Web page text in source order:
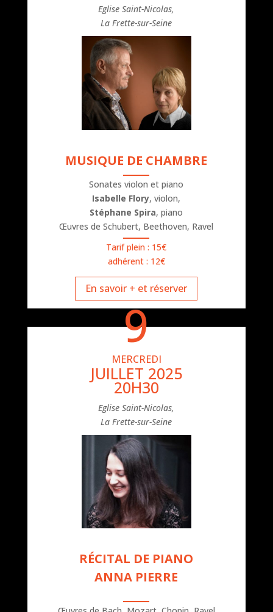
Eglise Saint-Nicolas,
La Frette-sur-Seine
MUSIQUE DE CHAMBRE
Sonates violon et piano
Isabelle Flory, violon,
Stéphane Spira, piano
Œuvres de Schubert, Beethoven, Ravel
Tarif plein : 15€
adhérent : 12€
En savoir + et réserver
9
MERCREDI
JUILLET 2025
20H30
Eglise Saint-Nicolas,
La Frette-sur-Seine
RÉCITAL DE PIANO
ANNA PIERRE